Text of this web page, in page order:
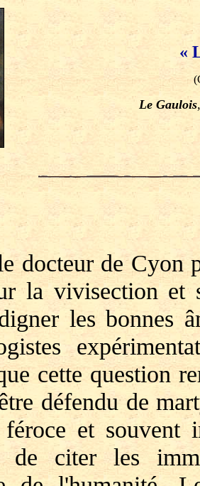
«
Le Gaulois
de Cyon
la vivisection et
les bonnes
cette question
défendu de
féroce et
de citer les